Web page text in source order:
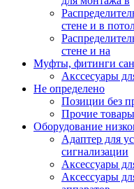
стене и в
стене и на
Муфты, фитинги
Акссесуары
Не определено
Позиции без
Прочие товары
Оборудование
Адаптер для
сигнализации
Аксессуары
Аксессуары